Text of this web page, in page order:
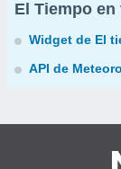
El Tiempo en
Widget de El
API de